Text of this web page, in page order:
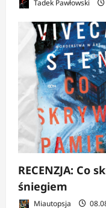
Tadek Pawłowski
RECENZJA: Co
śniegiem
Miautopsja